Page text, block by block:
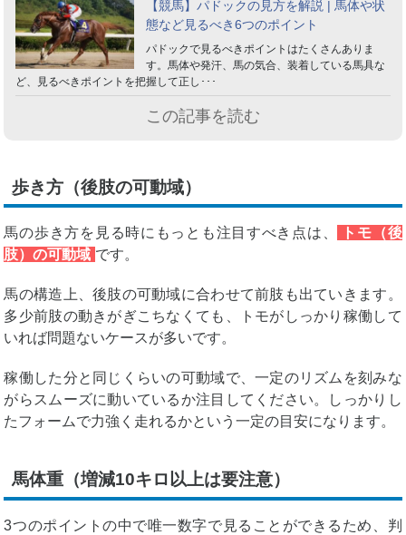
【競馬】パドックの見方を解説 | 馬体や状
態など見るべき6つのポイント
パドックで見るべきポイントはたくさんありま
す。馬体や発汗、馬の気合、装着している馬具な
ど、見るべきポイントを把握して正し･･･
この記事を読む
歩き方（後肢の可動域）
馬の歩き方を見る時にもっとも注目すべき点は、
トモ（後
肢）の可動域 です。
馬の構造上、後肢の可動域に合わせて前肢も出ていきます。
多少前肢の動きがぎこちなくても、トモがしっかり稼働して
いれば問題ないケースが多いです。
稼働した分と同じくらいの可動域で、一定のリズムを刻みな
がらスムーズに動いているか注目してください。しっかりし
たフォームで力強く走れるかという一定の目安になります。
馬体重（増減10キロ以上は要注意）
3つのポイントの中で唯一数字で見ることができるため、判